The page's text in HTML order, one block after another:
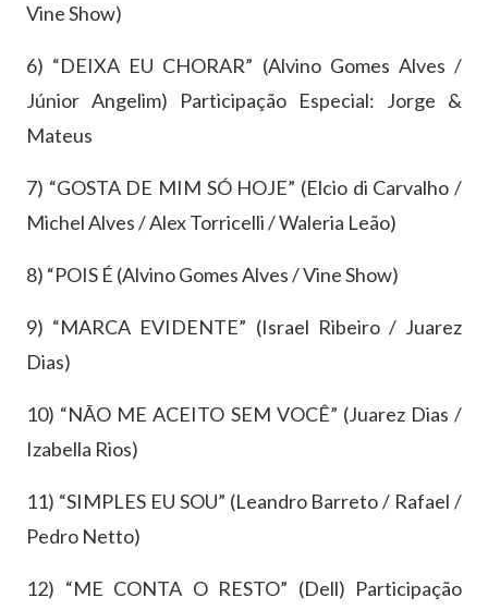
Vine Show)
6) “DEIXA EU CHORAR” (Alvino Gomes Alves /
Júnior Angelim) Participação Especial: Jorge &
Mateus
7) “GOSTA DE MIM SÓ HOJE” (Elcio di Carvalho /
Michel Alves / Alex Torricelli / Waleria Leão)
8) “POIS É (Alvino Gomes Alves / Vine Show)
9) “MARCA EVIDENTE” (Israel Ribeiro / Juarez
Dias)
10) “NÃO ME ACEITO SEM VOCÊ” (Juarez Dias /
Izabella Rios)
11) “SIMPLES EU SOU” (Leandro Barreto / Rafael /
Pedro Netto)
12) “ME CONTA O RESTO” (Dell) Participação